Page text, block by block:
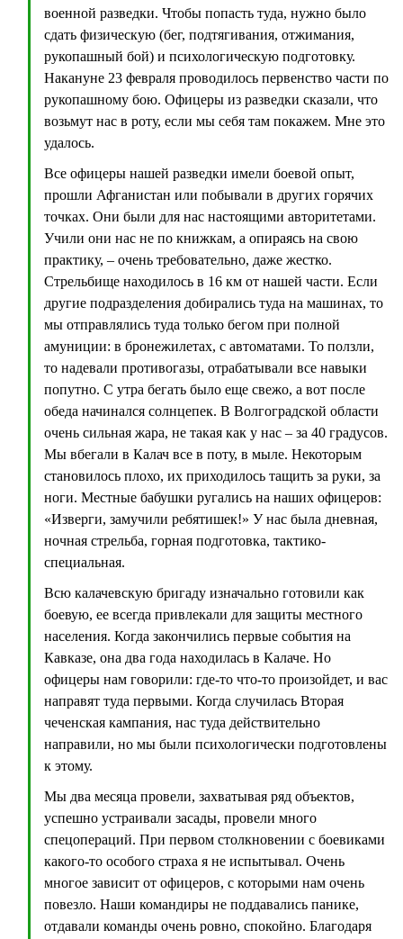
военной разведки. Чтобы попасть туда, нужно было
сдать физическую (бег, подтягивания, отжимания,
рукопашный бой) и психологическую подготовку.
Накануне 23 февраля проводилось первенство части по
рукопашному бою. Офицеры из разведки сказали, что
возьмут нас в роту, если мы себя там покажем. Мне это
удалось.
Все офицеры нашей разведки имели боевой опыт,
прошли Афганистан или побывали в других горячих
точках. Они были для нас настоящими авторитетами.
Учили они нас не по книжкам, а опираясь на свою
практику, – очень требовательно, даже жестко.
Стрельбище находилось в 16 км от нашей части. Если
другие подразделения добирались туда на машинах, то
мы отправлялись туда только бегом при полной
амуниции: в бронежилетах, с автоматами. То ползли,
то надевали противогазы, отрабатывали все навыки
попутно. С утра бегать было еще свежо, а вот после
обеда начинался солнцепек. В Волгоградской области
очень сильная жара, не такая как у нас – за 40 градусов.
Мы вбегали в Калач все в поту, в мыле. Некоторым
становилось плохо, их приходилось тащить за руки, за
ноги. Местные бабушки ругались на наших офицеров:
«Изверги, замучили ребятишек!» У нас была дневная,
ночная стрельба, горная подготовка, тактико-
специальная.
Всю калачевскую бригаду изначально готовили как
боевую, ее всегда привлекали для защиты местного
населения. Когда закончились первые события на
Кавказе, она два года находилась в Калаче. Но
офицеры нам говорили: где-то что-то произойдет, и вас
направят туда первыми. Когда случилась Вторая
чеченская кампания, нас туда действительно
направили, но мы были психологически подготовлены
к этому.
Мы два месяца провели, захватывая ряд объектов,
успешно устраивали засады, провели много
спецопераций. При первом столкновении с боевиками
какого-то особого страха я не испытывал. Очень
многое зависит от офицеров, с которыми нам очень
повезло. Наши командиры не поддавались панике,
отдавали команды очень ровно, спокойно. Благодаря